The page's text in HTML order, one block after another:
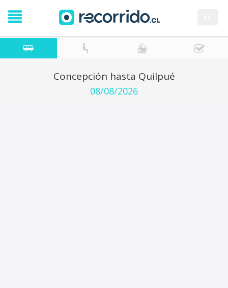
Concepción hasta Quilpué
08/08/2026